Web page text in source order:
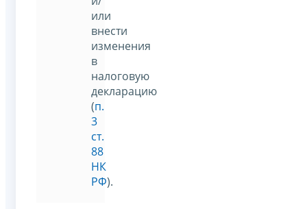
или
внести
изменения
в
налоговую
декларацию
(п.
3
ст.
88
НК
РФ).